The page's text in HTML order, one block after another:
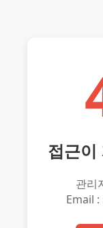
접근이
관리
Email